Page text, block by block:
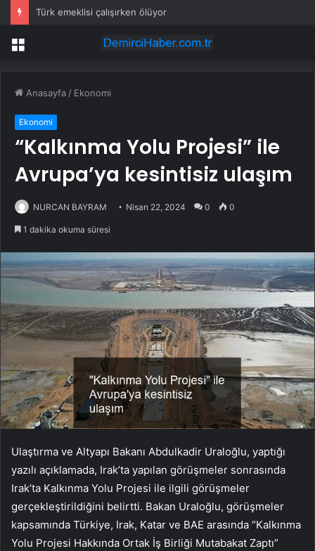
Türk emeklisi çalışırken ölüyor
Menü
Anasayfa / Ekonomi
Ekonomi
“Kalkınma Yolu Projesi” ile
Avrupa’ya kesintisiz ulaşım
NURCAN BAYRAM Nisan 22, 2024 0 0
1 dakika okuma süresi
Ulaştırma ve Altyapı Bakanı Abdulkadir Uraloğlu, yaptığı
yazılı açıklamada, Irak’ta yapılan görüşmeler sonrasında
Irak’ta Kalkınma Yolu Projesi ile ilgili görüşmeler
gerçekleştirildiğini belirtti. Bakan Uraloğlu, görüşmeler
kapsamında Türkiye, Irak, Katar ve BAE arasında “Kalkınma
Yolu Projesi Hakkında Ortak İş Birliği Mutabakat Zaptı”